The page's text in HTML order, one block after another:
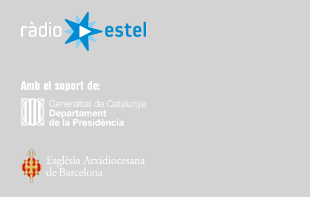
Amb el suport de: